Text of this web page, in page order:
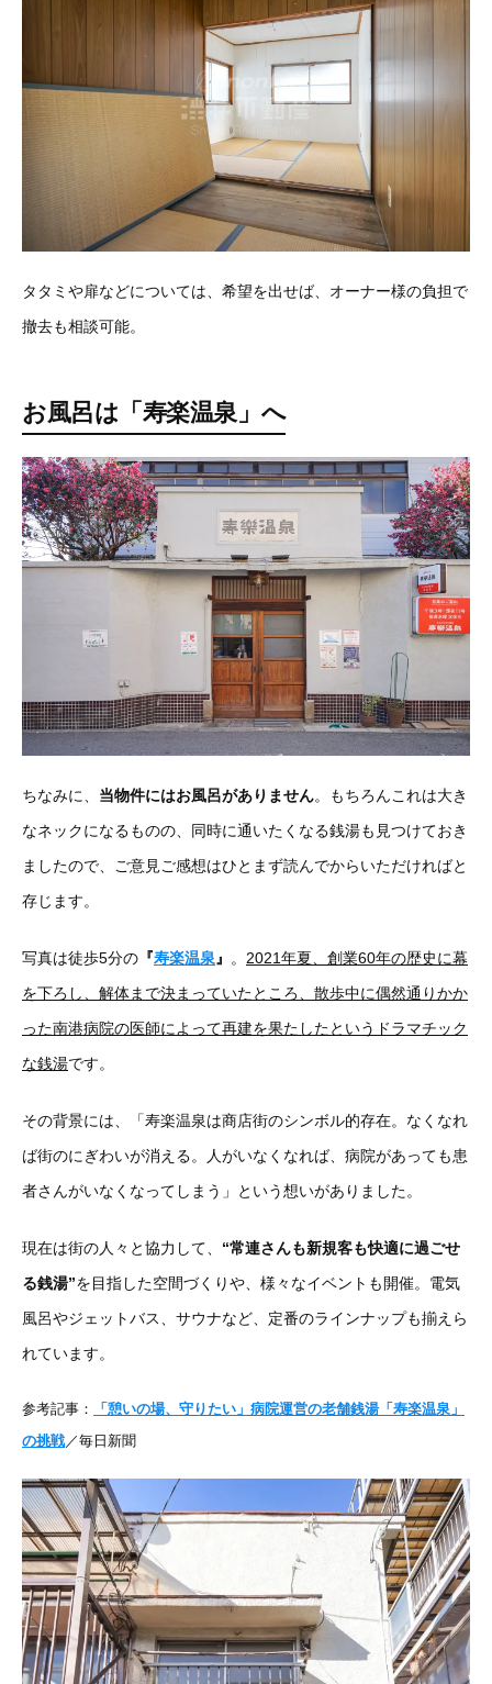
タタミや扉などについては、希望を出せば、オーナー様の負担で
撤去も相談可能。
お風呂は「寿楽温泉」へ
ちなみに、 当物件にはお風呂がありません。もちろんこれは大き
なネックになるものの、同時に通いたくなる銭湯も見つけておき
ましたので、ご意見ご感想はひとまず読んでからいただければと
存じます。
写真は徒歩5分の 『寿楽温泉』 。 2021年夏、創業60年の歴史に幕
を下ろし、解体まで決まっていたところ、散歩中に偶然通りかか
った南港病院の医師によって再建を果たしたというドラマチック
な銭湯です。
その背景には、「寿楽温泉は商店街のシンボル的存在。なくなれ
ば街のにぎわいが消える。人がいなくなれば、病院があっても患
者さんがいなくなってしまう」という想いがありました。
現在は街の人々と協力して、 “常連さんも新規客も快適に過ごせ
る銭湯”を目指した空間づくりや、様々なイベントも開催。電気
風呂やジェットバス、サウナなど、定番のラインナップも揃えら
れています。
参考記事：
「憩いの場、守りたい」病院運営の老舗銭湯「寿楽温泉」
の挑戦／毎日新聞